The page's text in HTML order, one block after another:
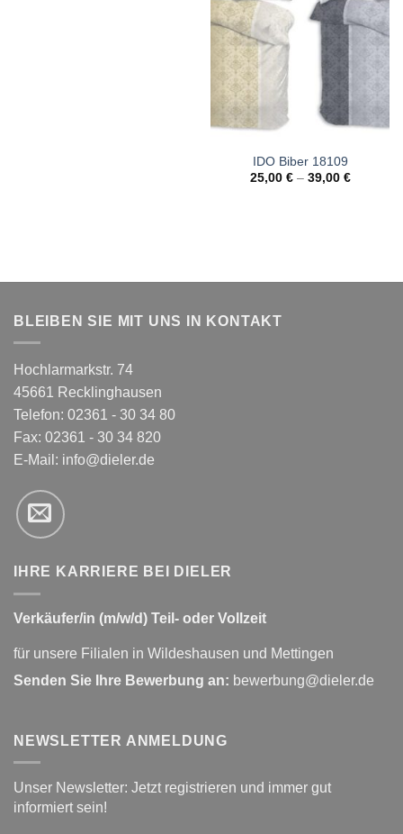
IDO Biber 18109
25,00 €– 39,00 €
BLEIBEN SIE MIT UNS IN KONTAKT
Hochlarmarkstr. 74
45661 Recklinghausen
Telefon: 02361 - 30 34 80
Fax: 02361 - 30 34 820
E-Mail: info@dieler.de
IHRE KARRIERE BEI DIELER
Verkäufer/in (m/w/d) Teil- oder Vollzeit
für unsere Filialen in Wildeshausen und Mettingen
Senden Sie Ihre Bewerbung an: bewerbung@dieler.de
NEWSLETTER ANMELDUNG
Unser Newsletter: Jetzt registrieren und immer gut
informiert sein!